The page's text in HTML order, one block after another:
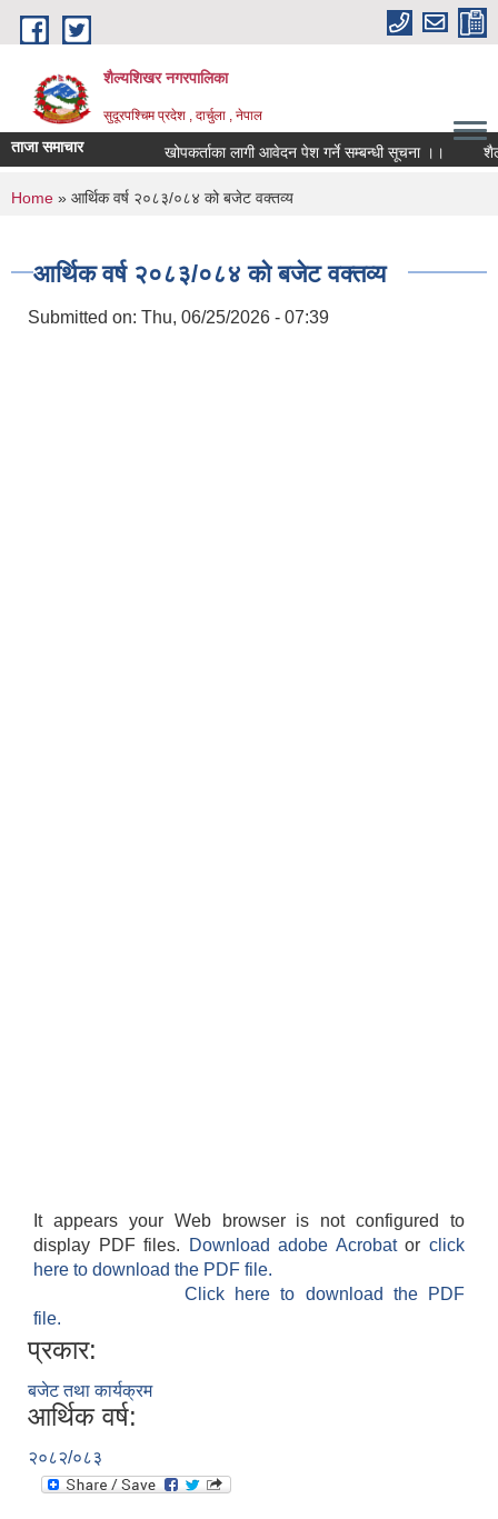
Skip to main content
शैल्यशिखर नगरपालिका
सुदूरपश्चिम प्रदेश , दार्चुला , नेपाल
ताजा समाचार खोपकर्ताका लागी आवेदन पेश गर्ने सम्बन्धी सूचना ।।
You are here
Home » आर्थिक वर्ष २०८३/०८४ को बजेट वक्तव्य
आर्थिक वर्ष २०८३/०८४ को बजेट वक्तव्य
Submitted on: Thu, 06/25/2026 - 07:39
It appears your Web browser is not configured to
display PDF files.
Download adobe Acrobatorclick
here to download the PDF file.
Click here to download the PDF
file.
प्रकार:
बजेट तथा कार्यक्रम
आर्थिक वर्ष:
२०८२/०८३